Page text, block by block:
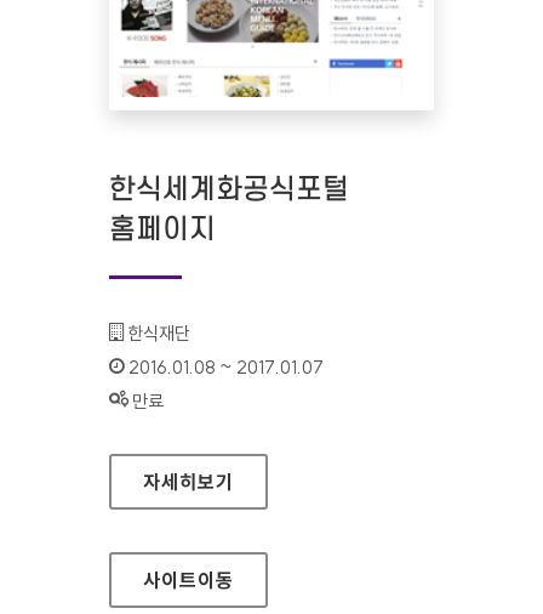
한식세계화공식포털
홈페이지
기관명 :
한식재단
인증기간 :
2016.01.08 ~ 2017.01.07
상태 :
만료
한식세계화공식포털 홈페이지
자세히보기
사이트이동